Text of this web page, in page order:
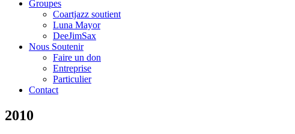
Groupes
Coartjazz soutient
Luna Mayor
DeeJimSax
Nous Soutenir
Faire un don
Entreprise
Particulier
Contact
2010